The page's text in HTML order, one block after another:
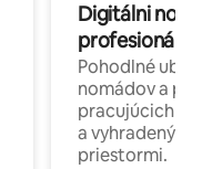
Digitálni
profesionáli
Pohodlné
nomádov a
pracujúcich
a
priestormi.